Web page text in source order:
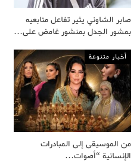
صابر الشاوني يثير تفاعل متابعيه
بمشور الجدل بمنشور غامض على…
أخبار متنوعة
من الموسيقى إلى المبادرات
الإنسانية “أصوات…